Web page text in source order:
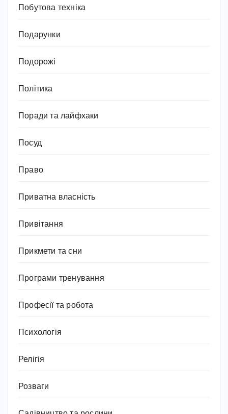
Побутова техніка
Подарунки
Подорожі
Політика
Поради та лайфхаки
Посуд
Право
Приватна власність
Привітання
Прикмети та сни
Програми тренування
Професії та робота
Психологія
Релігія
Розваги